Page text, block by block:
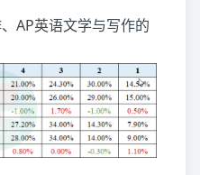
AP英语文学与写作的